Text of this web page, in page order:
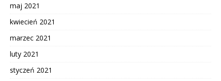
maj 2021
kwiecień 2021
marzec 2021
luty 2021
styczeń 2021